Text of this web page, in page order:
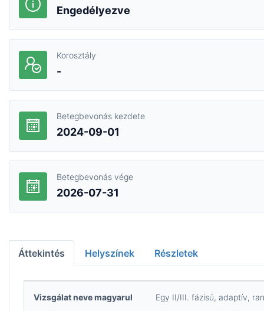
Engedélyezve
Korosztály
-
Betegbevonás kezdete
2024-09-01
Betegbevonás vége
2026-07-31
Áttekintés Helyszínek Részletek
Vizsgálat neve magyarul Egy II/III. fázisú, adaptív,